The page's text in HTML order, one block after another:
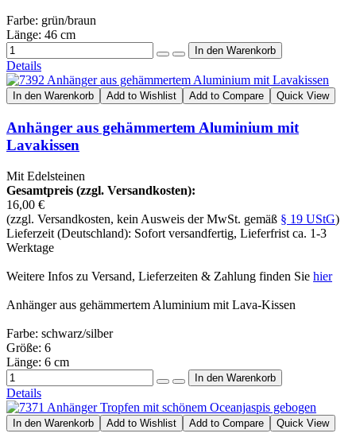
Farbe: grün/braun
Länge: 46 cm
Details
In den Warenkorb Add to Wishlist Add to Compare Quick View
Anhänger aus gehämmertem Aluminium mit
Lavakissen
Mit Edelsteinen
Gesamtpreis (zzgl. Versandkosten):
16,00 €
(zzgl. Versandkosten, kein Ausweis der MwSt. gemäß § 19 UStG)
Lieferzeit (Deutschland): Sofort versandfertig, Lieferfrist ca. 1-3
Werktage
Weitere Infos zu Versand, Lieferzeiten & Zahlung finden Sie hier
Anhänger aus gehämmertem Aluminium mit Lava-Kissen
Farbe: schwarz/silber
Größe: 6
Länge: 6 cm
Details
In den Warenkorb Add to Wishlist Add to Compare Quick View